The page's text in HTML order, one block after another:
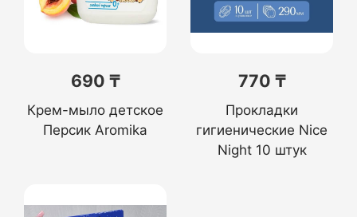
690 ₸
Крем-мыло детское
Персик Aromika
770 ₸
Прокладки
гигиенические Nice
Night 10 штук